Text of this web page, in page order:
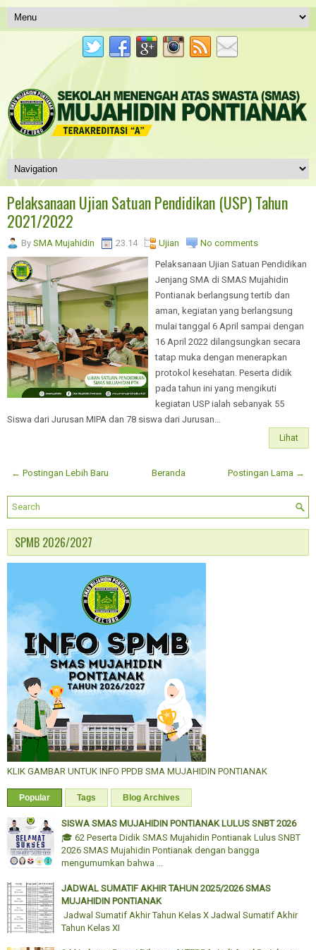
Pelaksanaan Ujian Satuan Pendidikan (USP) Tahun
2021/2022
By SMA Mujahidin 23.14 Ujian
No comments
Pelaksanaan Ujian Satuan Pendidikan
Jenjang SMA di SMAS Mujahidin
Pontianak berlangsung tertib dan
aman, kegiatan yang berlangsung
mulai tanggal 6 April sampai dengan
16 April 2022 dilangsungkan secara
tatap muka dengan menerapkan
protokol kesehatan. Peserta didik
pada tahun ini yang mengikuti
kegiatan USP ialah sebanyak 55
Siswa dari Jurusan MIPA dan 78 siswa dari Jurusan...
Lihat
← Postingan Lebih Baru Postingan Lama →
Beranda
SPMB 2026/2027
KLIK GAMBAR UNTUK INFO PPDB SMA MUJAHIDIN PONTIANAK
Popular Tags Blog Archives
SISWA SMAS MUJAHIDIN PONTIANAK LULUS SNBT 2026
🎓 62 Peserta Didik SMAS Mujahidin Pontianak Lulus SNBT
2026 SMAS Mujahidin Pontianak dengan bangga
mengumumkan bahwa ...
JADWAL SUMATIF AKHIR TAHUN 2025/2026 SMAS
MUJAHIDIN PONTIANAK
Jadwal Sumatif Akhir Tahun Kelas X Jadwal Sumatif Akhir
Tahun Kelas XI